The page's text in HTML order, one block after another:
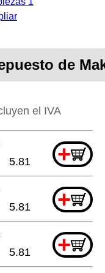
de
el IVA
+
5.81
+
5.81
+
5.81